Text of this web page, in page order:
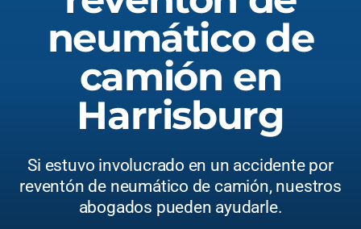
neumático de
camión en
Harrisburg
Si estuvo involucrado en un accidente por
reventón de neumático de camión, nuestros
abogados pueden ayudarle.